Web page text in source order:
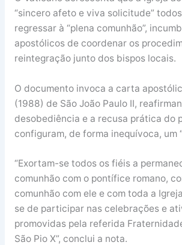
“sincero afeto e viva solicitude”
regressar à “plena comunhão”,
apostólicos de coordenar os
reintegração junto dos bispos locais.
O documento invoca a carta
(1988) de São João Paulo II,
desobediência e a recusa prática do
configuram, de forma inequívoca, um
“Exortam-se todos os fiéis a
comunhão com o pontífice romano,
comunhão com ele e com toda a
se de participar nas celebrações e
promovidas pela referida
São Pio X”, conclui a nota.